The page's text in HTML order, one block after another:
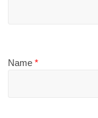
Name*